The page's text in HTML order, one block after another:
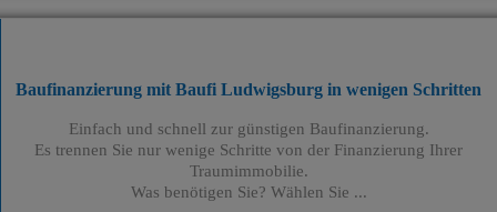
Baufinanzierung mit Baufi Ludwigsburg in wenigen Schritten
Einfach und schnell zur günstigen Baufinanzierung.
Es trennen Sie nur wenige Schritte von der Finanzierung Ihrer
Traumimmobilie.
Was benötigen Sie? Wählen Sie ...